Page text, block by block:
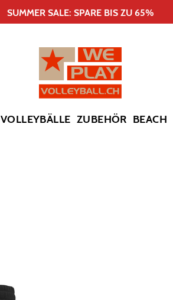
SUMMER SALE: SPARE BIS ZU 65%
VOLLEYBÄLLE ZUBEHÖR BEACH